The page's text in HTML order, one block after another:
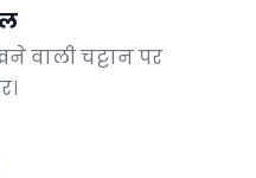
वाली चट्टान पर